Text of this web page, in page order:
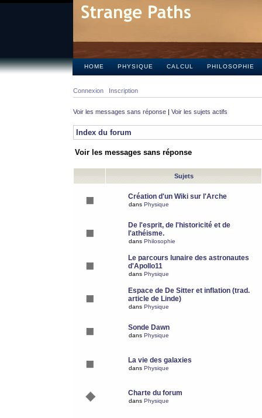
HOME PHYSIQUE CALCUL PHILOSOPHIE
Connexion Inscription
Voir les messages sans réponse | Voir les sujets actifs
Index du forum
Voir les messages sans réponse
Sujets
Création d'un Wiki sur l'Arche
dans Physique
De l'esprit, de l'historicité et de
l'athéisme.
dans Philosophie
Le parcours lunaire des astronautes
d'Apollo11
dans Physique
Espace de De Sitter et inflation (trad.
article de Linde)
dans Physique
Sonde Dawn
dans Physique
La vie des galaxies
dans Physique
Charte du forum
dans Physique